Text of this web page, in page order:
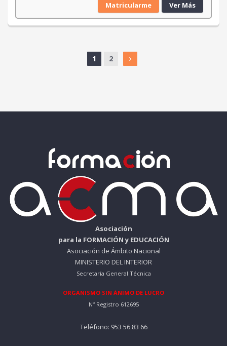
Matricularme Ver Más
1 2
Asociación
para la FORMACIÓN y EDUCACIÓN
Asociación de Ámbito Nacional
MINISTERIO DEL INTERIOR
Secretaría General Técnica
ORGANISMO SIN ÁNIMO DE LUCRO
Nº Registro 612695
Teléfono: 953 56 83 66